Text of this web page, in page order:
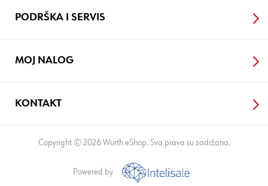
PODRŠKA I SERVIS
MOJ NALOG
KONTAKT
Copyright © 2026 Wurth eShop. Sva prava su zadržana.
Powered by